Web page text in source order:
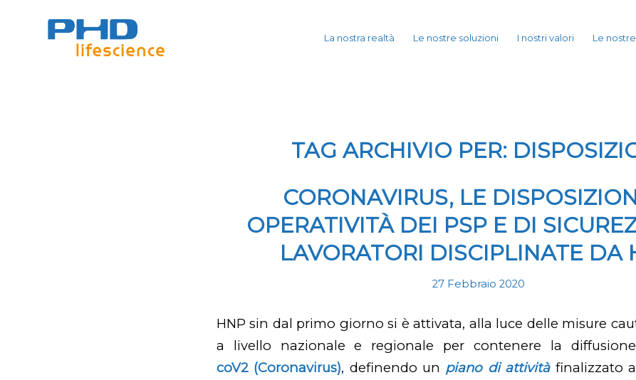
La nostra realtà Le nostre soluzioni I nostri valori Le
TAG ARCHIVIO PER:
CORONAVIRUS, LE
OPERATIVITÀ DEI PSP E DI
LAVORATORI DISCIPLINATE DA
27 Febbraio 2020
HNP sin dal primo giorno si è attivata, alla luce delle misure
a livello nazionale e regionale per contenere la
coV2 (Coronavirus), definendo un piano di attività finalizzato